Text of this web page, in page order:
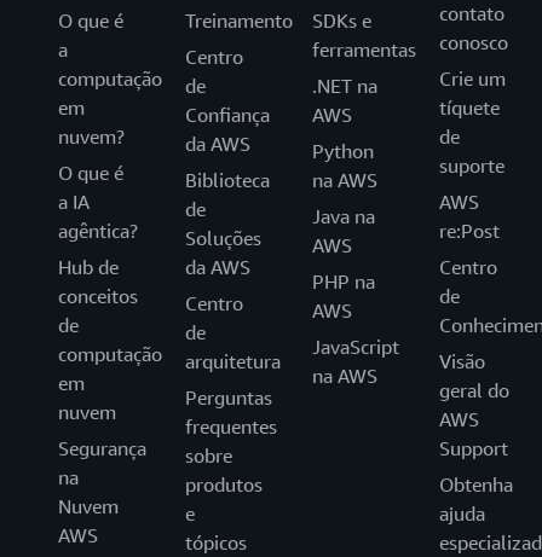
O que é
a
computação
em
nuvem?
O que é
a IA
agêntica?
Hub de
conceitos
de
computação
em
nuvem
Segurança
na
Nuvem
AWS
Treinamento
Centro
de
Confiança
da AWS
Biblioteca
de
Soluções
da AWS
Centro
de
arquitetura
Perguntas
frequentes
sobre
produtos
e
tópicos
SDKs e
ferramentas
.NET na
AWS
Python
na AWS
Java na
AWS
PHP na
AWS
JavaScript
na AWS
contato
conosco
Crie um
tíquete
de
suporte
AWS
re:Post
Centro
de
Visão
geral do
AWS
Support
Obtenha
ajuda